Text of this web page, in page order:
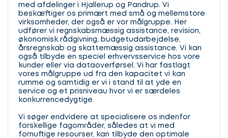
med afdelinger i Hjallerup og Pandrup. Vi
beskæftiger os primært med små og mellemstore
virksomheder, der også er vor målgruppe. Her
udfører vi regnskabsmæssig assistance, revision,
økonomisk rådgivning, budgetudarbejdelse,
årsregnskab og skattemæssig assistance. Vi kan
også tilbyde en speciel erhvervsservice hos vore
kunder eller via dataoverførsel. Vi har fastlagt
vores målgruppe ud fra den kapacitet vi kan
rumme og samtidig er vi i stand til at yde en
service og et prisniveau hvor vi er særdeles
konkurrencedygtige.
Vi søger endvidere at specialisere os indenfor
forskellige fagområder, således at vi med
fornuftige resourser, kan tilbyde den optimale